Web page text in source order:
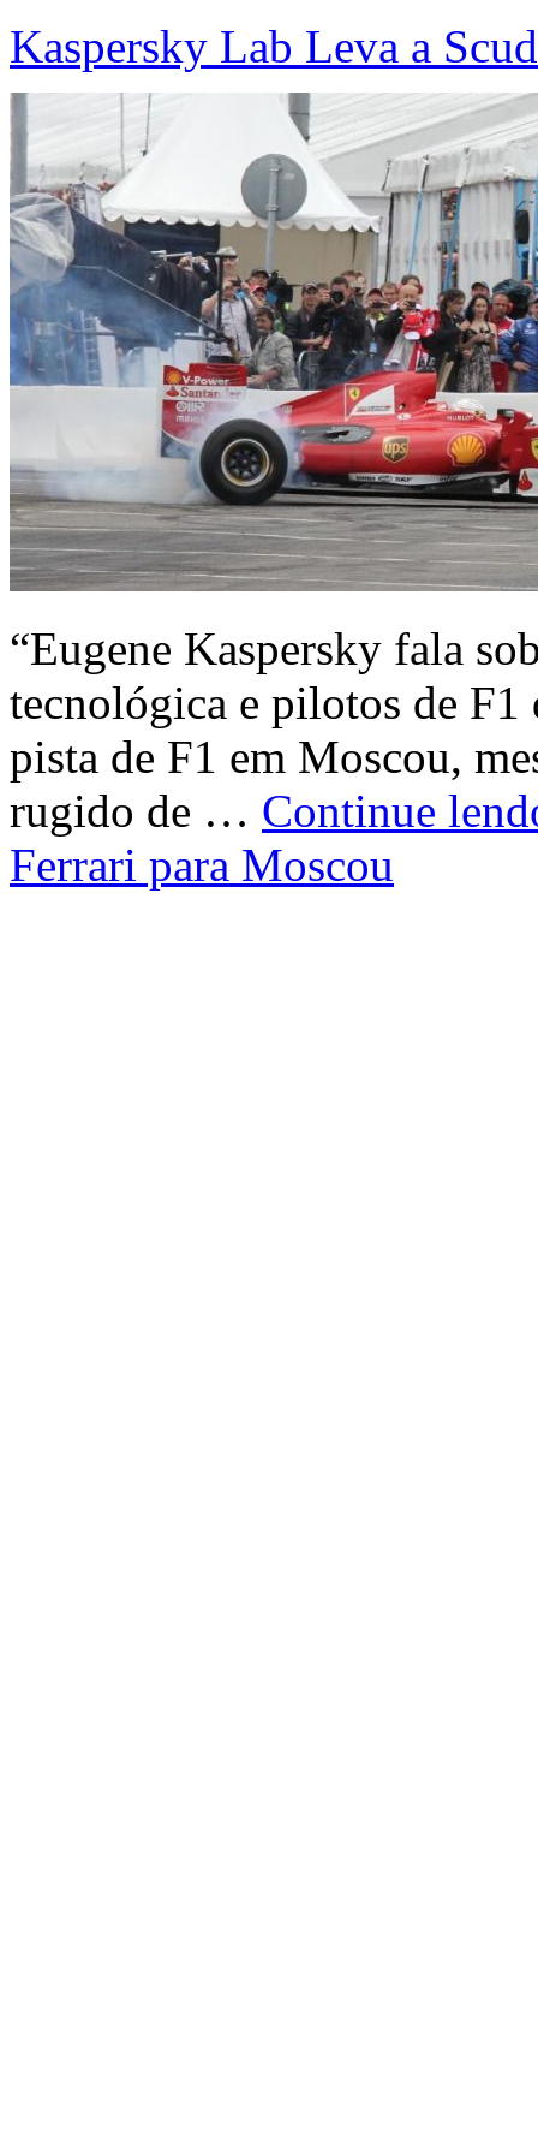
Kaspersky Lab Leva a
“Eugene Kaspersky fala
tecnológica e pilotos de F1
pista de F1 em Moscou,
rugido de … Continue
Ferrari para Moscou